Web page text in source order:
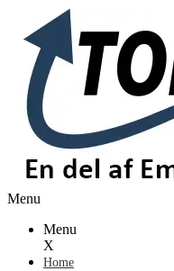
Menu
Menu
X
Home